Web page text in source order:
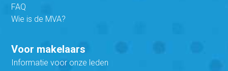
FAQ
Wie is de MVA?
Voor makelaars
Informatie voor onze leden